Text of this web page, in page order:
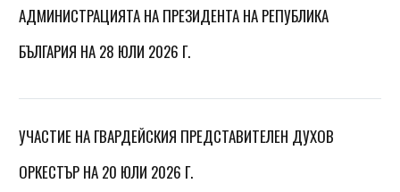
АДМИНИСТРАЦИЯТА НА ПРЕЗИДЕНТА НА РЕПУБЛИКА
БЪЛГАРИЯ НА 28 ЮЛИ 2026 Г.
УЧАСТИЕ НА ГВАРДЕЙСКИЯ ПРЕДСТАВИТЕЛЕН ДУХОВ
ОРКЕСТЪР НА 20 ЮЛИ 2026 Г.